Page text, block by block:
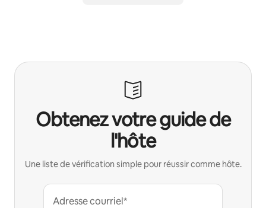
Obtenez votre guide de
l'hôte
Une liste de vérification simple pour réussir comme hôte.
Adresse courriel*